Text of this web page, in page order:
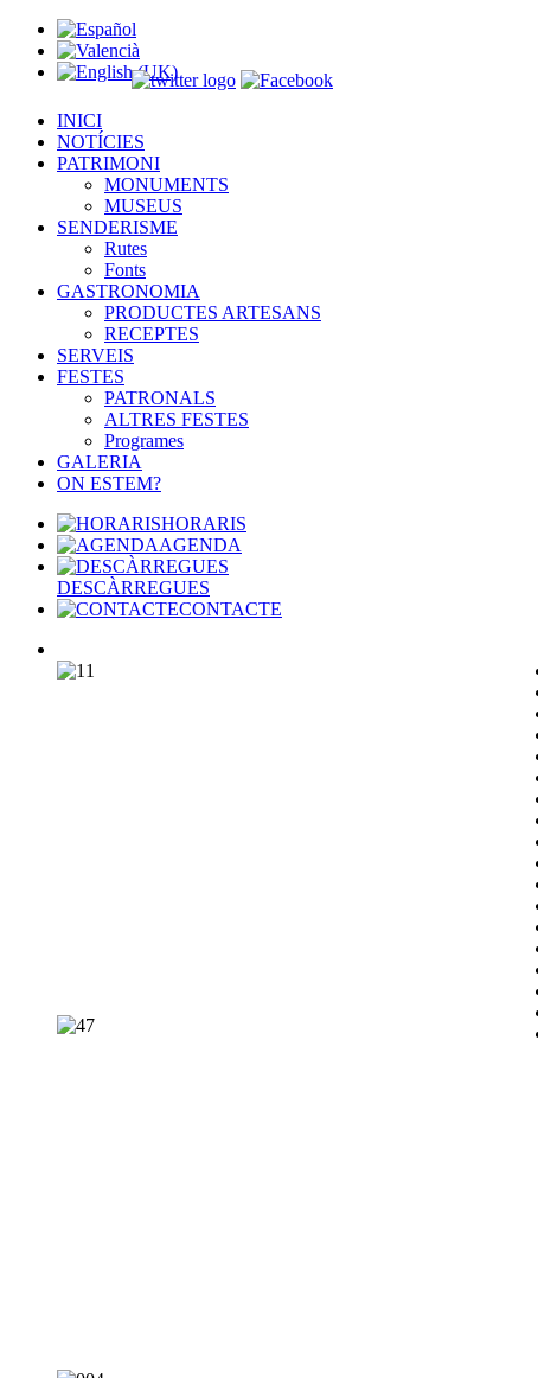
INICI
NOTÍCIES
PATRIMONI
MONUMENTS
MUSEUS
SENDERISME
Rutes
Fonts
GASTRONOMIA
PRODUCTES ARTESANS
RECEPTES
SERVEIS
FESTES
PATRONALS
ALTRES FESTES
Programes
GALERIA
ON ESTEM?
HORARIS
AGENDA
DESCÀRREGUES
CONTACTE